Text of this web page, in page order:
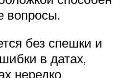
вопросы.
без спешки и
в датах,
нередко